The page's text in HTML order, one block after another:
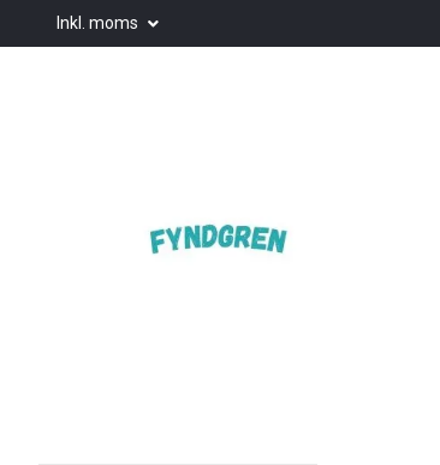
Inkl. moms